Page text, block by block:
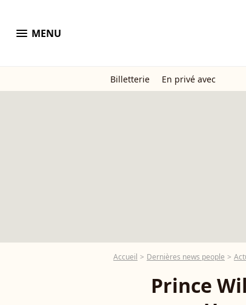
menu MENU
Billetterie En privé avec
Accueil Dernières news people
Prince